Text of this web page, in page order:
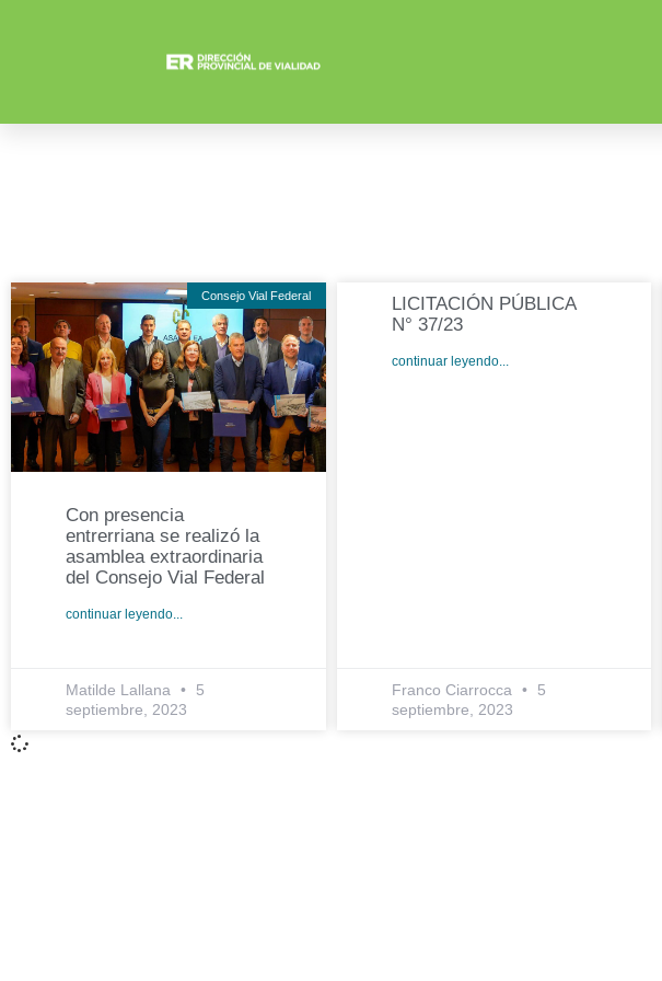
Consejo Vial Federal
Con presencia
entrerriana se realizó la
asamblea extraordinaria
del Consejo Vial Federal
continuar leyendo...
Matilde Lallana
5
septiembre, 2023
LICITACIÓN PÚBLICA
N° 37/23
continuar leyendo...
Franco Ciarrocca
5
septiembre, 2023